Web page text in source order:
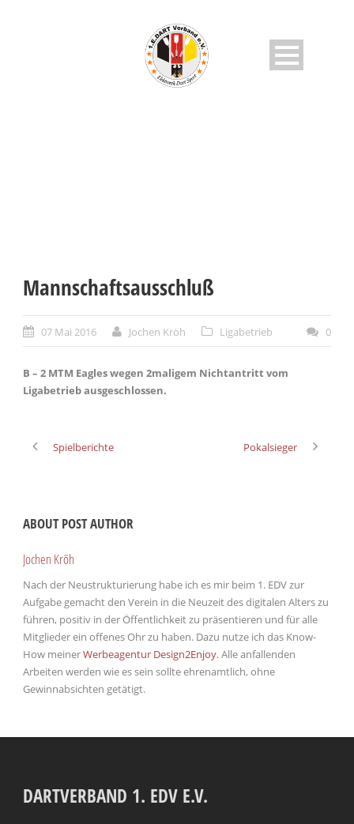
Mannschaftsausschluß
07 Mai 2016 Jochen Kröh Ligabetrieb 0
B – 2 MTM Eagles wegen 2maligem Nichtantritt vom
Ligabetrieb ausgeschlossen.
Spielberichte Pokalsieger
ABOUT POST AUTHOR
Jochen Kröh
Nach der Neustrukturierung habe ich es mir beim 1. EDV zur
Aufgabe gemacht den Verein in die Neuzeit des digitalen Alters zu
führen, positiv in der Öffentlichkeit zu präsentieren und für alle
Mitglieder ein offenes Ohr zu haben. Dazu nutze ich das Know-
How meinerWerbeagentur Design2Enjoy. Alle anfallenden
Arbeiten werden wie es sein sollte ehrenamtlich, ohne
Gewinnabsichten getätigt.
DARTVERBAND 1. EDV E.V.